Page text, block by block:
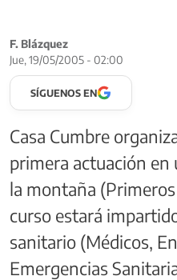
F. Blázquez
Jue, 19/05/2005 - 02:00
SÍGUENOS EN
Casa Cumbre
primera actuación en
la montaña
curso estará
sanitario (Médicos,
Emergencias